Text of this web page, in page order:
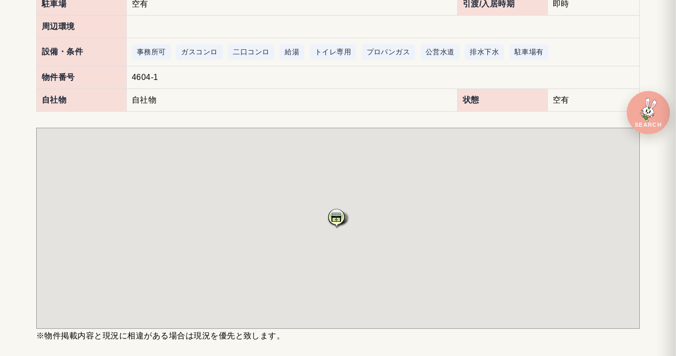
駐車場 空有 引渡/入居時期 即時
周辺環境
設備・条件 事務所可 ガスコンロ 二口コンロ 給湯 トイレ専用 プロパンガス 公営水道 排水下水 駐車場有
物件番号 4604-1
自社物 自社物 状態 空有
※物件掲載内容と現況に相違がある場合は現況を優先と致します。
SEARCH
物
件